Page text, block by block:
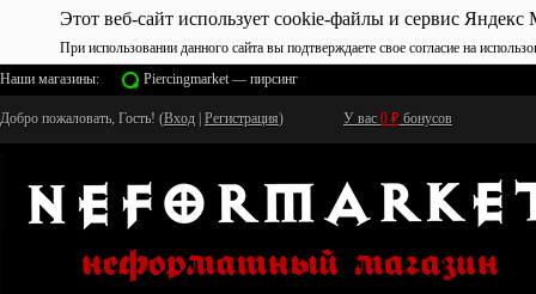
Этот веб-сайт использует cookie-файлы и сервис Яндекс
При использовании данного сайта вы подтверждаете свое согласие на
Наши магазины:
Piercingmarket — пирсинг
Добро пожаловать, Гость! (Вход Регистрация) У вас 0 ₽ бонусов